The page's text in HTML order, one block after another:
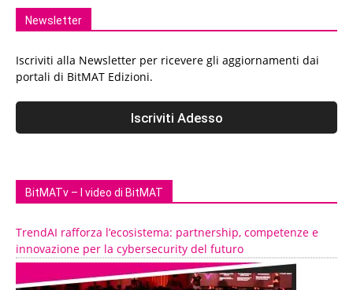
Newsletter
Iscriviti alla Newsletter per ricevere gli aggiornamenti dai
portali di BitMAT Edizioni.
BitMATv – I video di BitMAT
TrendAI rafforza l’ecosistema: partnership, competenze e
innovazione per la cybersecurity del futuro